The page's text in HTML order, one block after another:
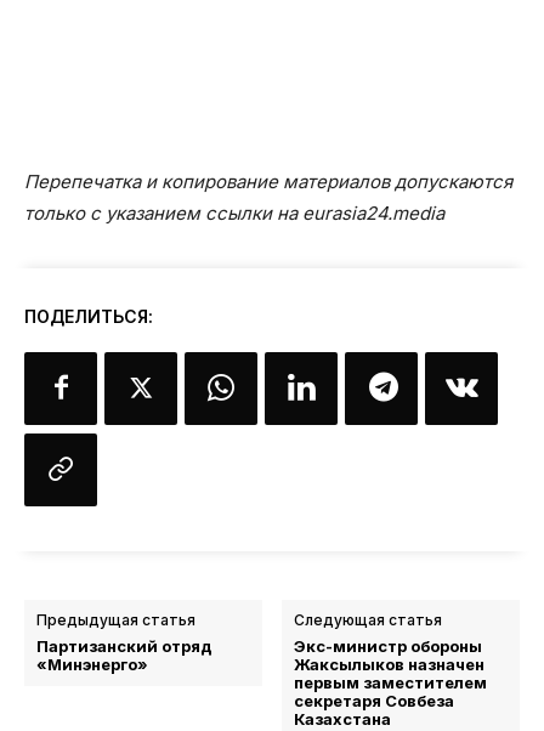
Перепечатка и копирование материалов допускаются
только с указанием ссылки на eurasia24.media
ПОДЕЛИТЬСЯ:
Предыдущая статья
Партизанский отряд
«Минэнерго»
Следующая статья
Экс-министр обороны
Жаксылыков назначен
первым заместителем
секретаря Совбеза
Казахстана